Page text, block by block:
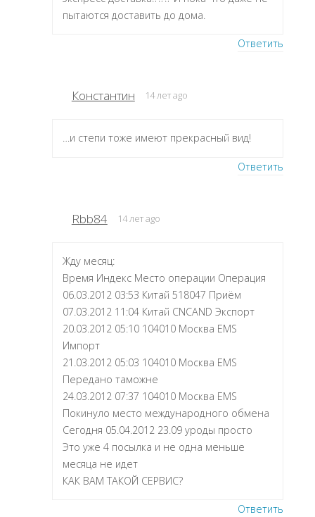
пытаются доставить до дома.
Ответить
Константин 14 лет ago
…и степи тоже имеют прекрасный вид!
Ответить
Rbb84 14 лет ago
Жду месяц:
Время Индекс Место операции Операция
06.03.2012 03:53 Китай 518047 Приём
07.03.2012 11:04 Китай CNCAND Экспорт
20.03.2012 05:10 104010 Москва EMS
Импорт
21.03.2012 05:03 104010 Москва EMS
Передано таможне
24.03.2012 07:37 104010 Москва EMS
Покинуло место международного обмена
Сегодня 05.04.2012 23.09 уроды просто
Это уже 4 посылка и не одна меньше
месяца не идет
КАК ВАМ ТАКОЙ СЕРВИС?
Ответить